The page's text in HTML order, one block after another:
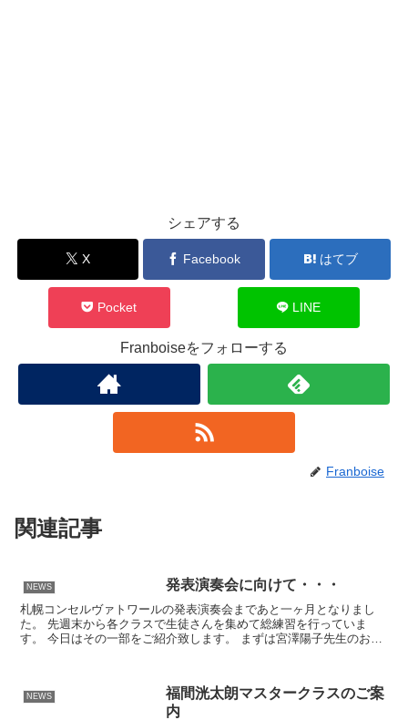
シェアする
X Facebook はてブ
Pocket LINE
Franboiseをフォローする
Franboise
関連記事
NEWS 発表演奏会に向けて・・・
札幌コンセルヴァトワールの発表演奏会まであと一ヶ月となりまし
た。 先週末から各クラスで生徒さんを集めて総練習を行っていま
す。 今日はその一部をご紹介致します。 まずは宮澤陽子先生のお教
NEWS
福間洸太朗マスタークラスのご案
内